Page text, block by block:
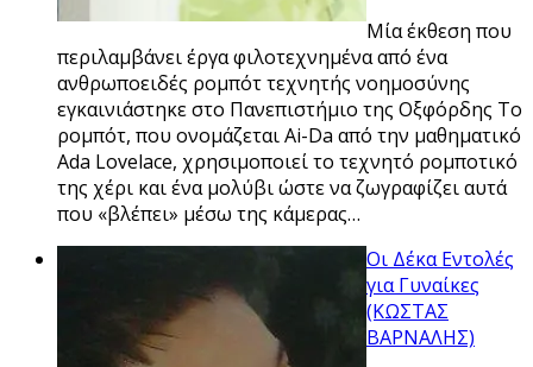
Μία έκθεση που
περιλαμβάνει έργα φιλοτεχνημένα από ένα
ανθρωποειδές ρομπότ τεχνητής νοημοσύνης
εγκαινιάστηκε στο Πανεπιστήμιο της Οξφόρδης Το
ρομπότ, που ονομάζεται Ai-Da από την μαθηματικό
Ada Lovelace, χρησιμοποιεί το τεχνητό ρομποτικό
της χέρι και ένα μολύβι ώστε να ζωγραφίζει αυτά
που «βλέπει» μέσω της κάμερας…
Οι Δέκα Εντολές
για Γυναίκες
(ΚΩΣΤΑΣ
ΒΑΡΝΑΛΗΣ)